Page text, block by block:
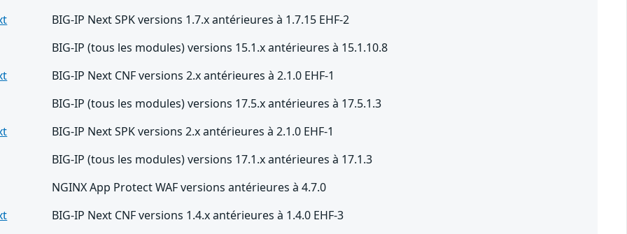
BIG-IP Next SPK versions 1.7.x antérieures à 1.7.15 EHF-2
BIG-IP (tous les modules) versions 15.1.x antérieures à 15.1.10.8
BIG-IP Next CNF versions 2.x antérieures à 2.1.0 EHF-1
BIG-IP (tous les modules) versions 17.5.x antérieures à 17.5.1.3
BIG-IP Next SPK versions 2.x antérieures à 2.1.0 EHF-1
BIG-IP (tous les modules) versions 17.1.x antérieures à 17.1.3
NGINX App Protect WAF versions antérieures à 4.7.0
BIG-IP Next CNF versions 1.4.x antérieures à 1.4.0 EHF-3